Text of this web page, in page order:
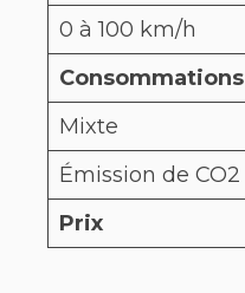
0 à 100 km/h
Consommations
Mixte
Émission de CO2
Prix